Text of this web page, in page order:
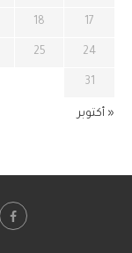
17
18
24
25
31
« أكتوبر